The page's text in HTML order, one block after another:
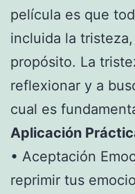
película es que
incluida la
propósito. La
reflexionar y a
cual es
Aplicación
• Aceptación
reprimir tus